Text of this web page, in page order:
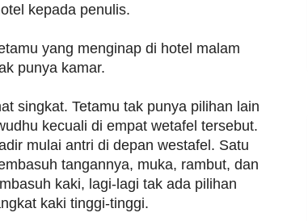
kepada penulis.
yang menginap di hotel malam
punya kamar.
singkat. Tetamu tak punya pilihan lain
kecuali di empat wetafel tersebut.
mulai antri di depan westafel. Satu
tangannya, muka, rambut, dan
kaki, lagi-lagi tak ada pilihan
kaki tinggi-tinggi.